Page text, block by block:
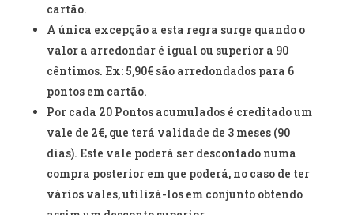
cartão.
A única excepção a esta regra surge quando o
valor a arredondar é igual ou superior a 90
cêntimos. Ex: 5,90€ são arredondados para 6
pontos em cartão.
Por cada 20 Pontos acumulados é creditado um
vale de 2€, que terá validade de 3 meses (90
dias). Este vale poderá ser descontado numa
compra posterior em que poderá, no caso de ter
vários vales, utilizá-los em conjunto obtendo